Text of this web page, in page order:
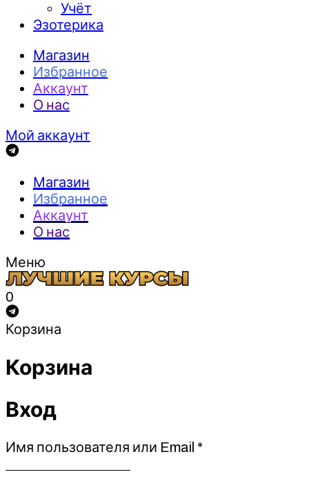
Учёт
Эзотерика
Магазин
Избранное
Аккаунт
О нас
Мой аккаунт
Магазин
Избранное
Аккаунт
О нас
Меню
0
Корзина
Корзина
Вход
Имя пользователя или Email *Обязательно